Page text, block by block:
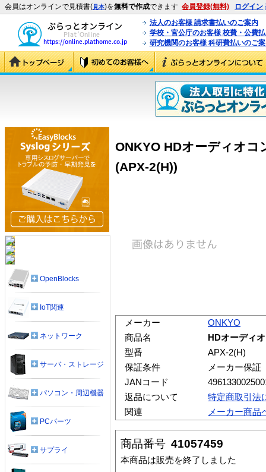
会員はオンラインで見積書(見本)を無料で作成できます 会員登録(無料) ログイン
法人のお客様 請求書払いのご案内
学校・官公庁のお客様 校費・公費
研究機関のお客様 科研費払いのご
ONKYO HDオーディオコ
(APX-2(H))
メーカー
ONKYO
商品名
HDオーディ
型番
APX-2(H)
保証条件
メーカー保証
JANコード
返品について
特定商取引法
関連
メーカー商品
商品番号 41057459
本商品は販売を終了しました
OpenBlocks
IoT関連
ネットワーク
サーバ・ストレージ
パソコン・周辺機器
PCパーツ
サプライ